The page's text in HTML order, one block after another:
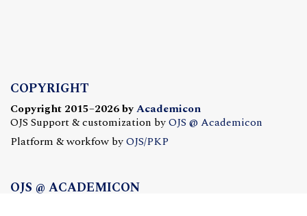
COPYRIGHT
Copyright 2015–2026 byAcademicon
OJS Support & customization byOJS @ Academicon
Platform & workfow byOJS/PKP
OJS @ ACADEMICON